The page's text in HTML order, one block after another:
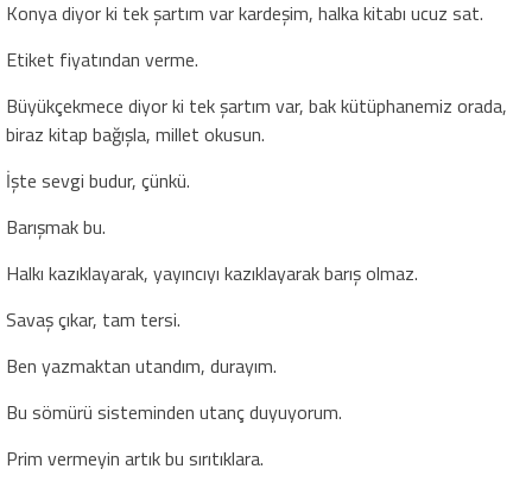
Konya diyor ki tek şartım var kardeşim, halka kitabı ucuz sat.
Etiket fiyatından verme.
Büyükçekmece diyor ki tek şartım var, bak kütüphanemiz orada,
biraz kitap bağışla, millet okusun.
İşte sevgi budur, çünkü.
Barışmak bu.
Halkı kazıklayarak, yayıncıyı kazıklayarak barış olmaz.
Savaş çıkar, tam tersi.
Ben yazmaktan utandım, durayım.
Bu sömürü sisteminden utanç duyuyorum.
Prim vermeyin artık bu sırıtıklara.